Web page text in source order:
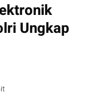
Ungkap